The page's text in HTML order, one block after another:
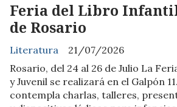
Feria del Libro
de Rosario
Literatura
21/07/2026
Rosario, del 24 al 26 de Julio La
y Juvenil se realizará en el Galpón
contempla charlas, talleres,